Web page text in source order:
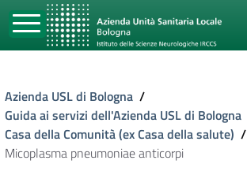
Azienda USL di Bologna /
Guida ai servizi dell'Azienda USL di Bologna
Casa della Comunità (ex Casa della salute) /
Micoplasma pneumoniae anticorpi